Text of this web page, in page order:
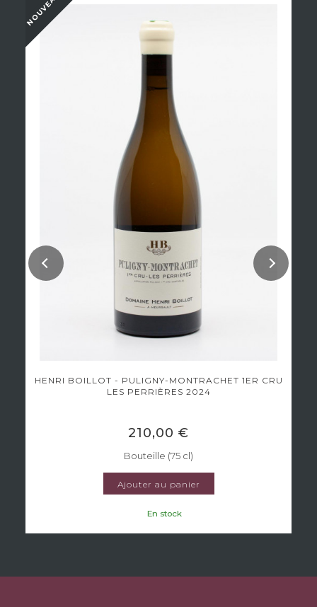
NOUVEAU
HENRI BOILLOT - PULIGNY-MONTRACHET 1ER CRU
LES PERRIÈRES 2024
210,00 €
Bouteille (75 cl)
Ajouter au panier
En stock